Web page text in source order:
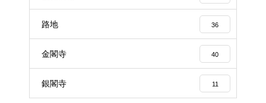
路地 36
金閣寺 40
銀閣寺 11